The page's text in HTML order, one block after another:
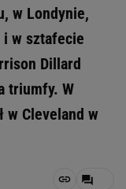
w Londynie,
i w sztafecie
Dillard
triumfy. W
w Cleveland w